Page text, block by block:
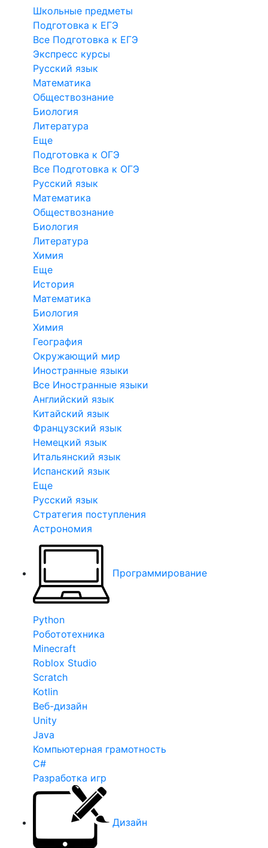
Школьные предметы
Подготовка к ЕГЭ
Все Подготовка к ЕГЭ
Экспресс курсы
Русский язык
Математика
Обществознание
Биология
Литература
Еще
Подготовка к ОГЭ
Все Подготовка к ОГЭ
Русский язык
Математика
Обществознание
Биология
Литература
Химия
Еще
История
Математика
Биология
Химия
География
Окружающий мир
Иностранные языки
Все Иностранные языки
Английский язык
Китайский язык
Французский язык
Немецкий язык
Итальянский язык
Испанский язык
Еще
Русский язык
Стратегия поступления
Астрономия
Программирование
Python
Робототехника
Minecraft
Roblox Studio
Scratch
Kotlin
Веб-дизайн
Unity
Java
Компьютерная грамотность
C#
Разработка игр
Дизайн